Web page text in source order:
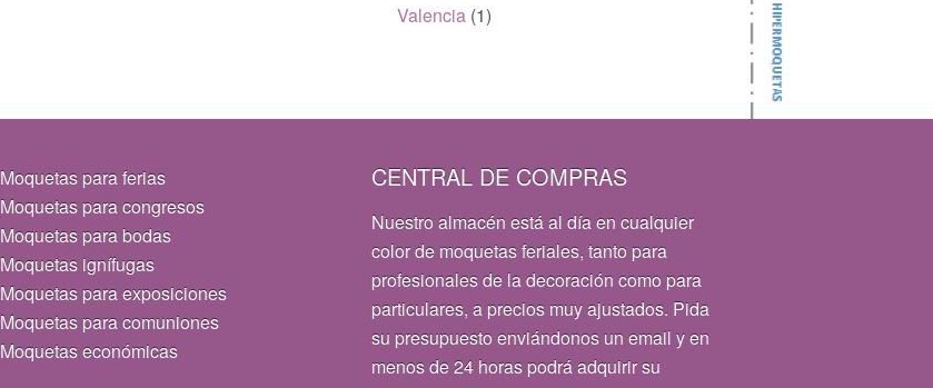
Valencia (1)
Moquetas para ferias
Moquetas para congresos
Moquetas para bodas
Moquetas ignífugas
Moquetas para exposiciones
Moquetas para comuniones
Moquetas económicas
CENTRAL DE COMPRAS
Nuestro almacén está al día en cualquier
color de moquetas feriales, tanto para
profesionales de la decoración como para
particulares, a precios muy ajustados. Pida
su presupuesto enviándonos un email y en
menos de 24 horas podrá adquirir su